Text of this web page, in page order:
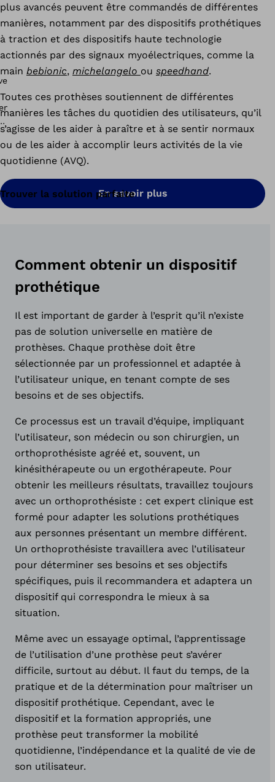
plus avancés peuvent être commandés de différentes
manières, notamment par des dispositifs prothétiques
à traction et des dispositifs haute technologie
actionnés par des signaux myoélectriques, comme la
main bebionic, michelangelo ou speedhand.
Toutes ces prothèses soutiennent de différentes
manières les tâches du quotidien des utilisateurs, qu’il
s’agisse de les aider à paraître et à se sentir normaux
ou de les aider à accomplir leurs activités de la vie
quotidienne (AVQ).
En savoir plus
Trouver la solution parfaite
Comment obtenir un dispositif
prothétique
Il est important de garder à l’esprit qu’il n’existe
pas de solution universelle en matière de
prothèses. Chaque prothèse doit être
sélectionnée par un professionnel et adaptée à
l’utilisateur unique, en tenant compte de ses
besoins et de ses objectifs.
Ce processus est un travail d’équipe, impliquant
l’utilisateur, son médecin ou son chirurgien, un
orthoprothésiste agréé et, souvent, un
kinésithérapeute ou un ergothérapeute. Pour
obtenir les meilleurs résultats, travaillez toujours
avec un orthoprothésiste : cet expert clinique est
formé pour adapter les solutions prothétiques
aux personnes présentant un membre différent.
Un orthoprothésiste travaillera avec l’utilisateur
pour déterminer ses besoins et ses objectifs
spécifiques, puis il recommandera et adaptera un
dispositif qui correspondra le mieux à sa
situation.
Même avec un essayage optimal, l’apprentissage
de l’utilisation d’une prothèse peut s’avérer
difficile, surtout au début. Il faut du temps, de la
pratique et de la détermination pour maîtriser un
dispositif prothétique. Cependant, avec le
dispositif et la formation appropriés, une
prothèse peut transformer la mobilité
quotidienne, l’indépendance et la qualité de vie de
son utilisateur.